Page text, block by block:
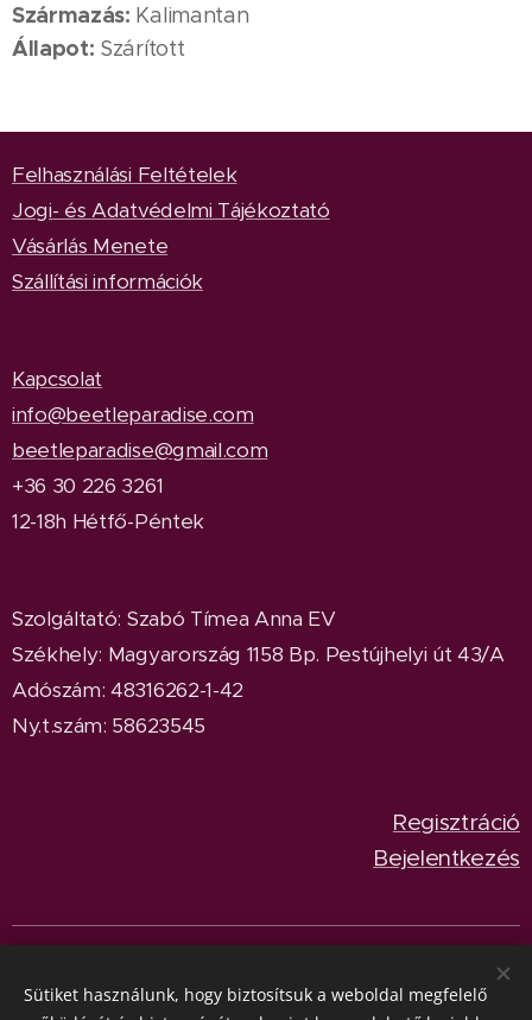
Származás: Kalimantan
Állapot: Szárított
Felhasználási Feltételek
Jogi- és Adatvédelmi Tájékoztató
Vásárlás Menete
Szállítási információk
Kapcsolat
info@beetleparadise.com
beetleparadise@gmail.com
+36 30 226 3261
12-18h Hétfő-Péntek
Szolgáltató: Szabó Tímea Anna EV
Székhely: Magyarország 1158 Bp. Pestújhelyi út 43/A
Adószám: 48316262-1-42
Ny.t.szám: 58623545
Regisztráció
Bejelentkezés
Nyelvek
Sütiket használunk, hogy biztosítsuk a weboldal megfelelő